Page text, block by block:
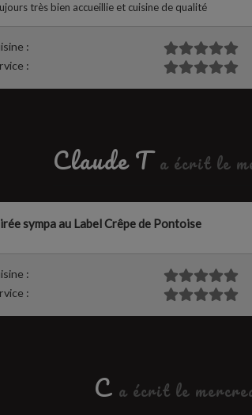
très bien accueillie et cuisine de qualité
:
:
Claude T a écrit le
sympa au Label Crêpe de Pontoise
:
:
C a écrit le